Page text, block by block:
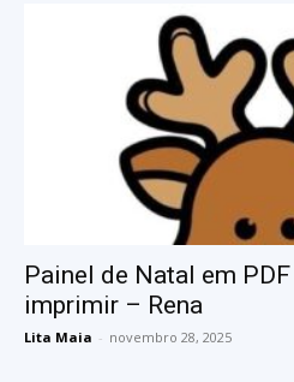
Painel de Natal em
imprimir – Rena
Lita Maia - novembro 28, 2025